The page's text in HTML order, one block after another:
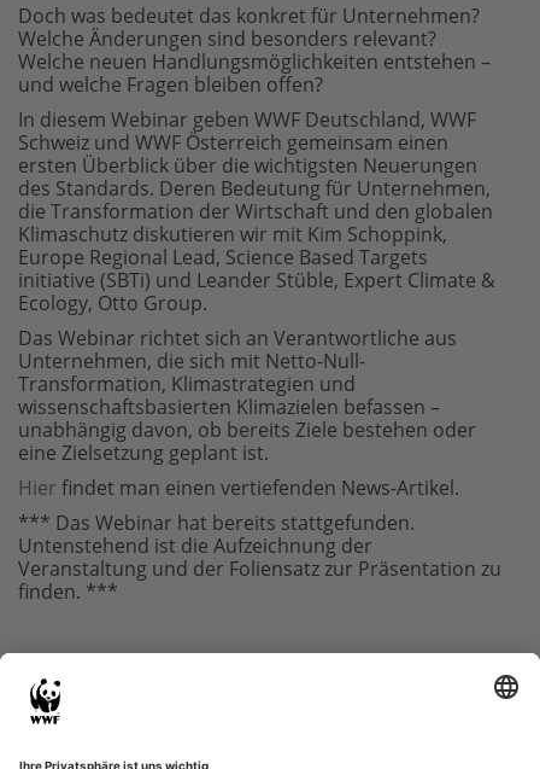
Doch was bedeutet das konkret für Unternehmen?
Welche Änderungen sind besonders relevant?
Welche neuen Handlungsmöglichkeiten entstehen –
und welche Fragen bleiben offen?
In diesem Webinar geben WWF Deutschland, WWF
Schweiz und WWF Österreich gemeinsam einen
ersten Überblick über die wichtigsten Neuerungen
des Standards. Deren Bedeutung für Unternehmen,
die Transformation der Wirtschaft und den globalen
Klimaschutz diskutieren wir mit Kim Schoppink,
Europe Regional Lead, Science Based Targets
initiative (SBTi) und Leander Stüble, Expert Climate &
Ecology, Otto Group.
Das Webinar richtet sich an Verantwortliche aus
Unternehmen, die sich mit Netto-Null-
Transformation, Klimastrategien und
wissenschaftsbasierten Klimazielen befassen –
unabhängig davon, ob bereits Ziele bestehen oder
eine Zielsetzung geplant ist.
Hier findet man einen vertiefenden News-Artikel.
*** Das Webinar hat bereits stattgefunden.
Untenstehend ist die Aufzeichnung der
Veranstaltung und der Foliensatz zur Präsentation zu
finden. ***
Kursinhalt